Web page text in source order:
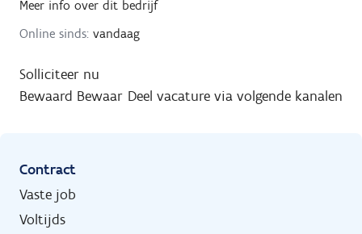
Meer info over dit bedrijf
Online sinds: vandaag
Solliciteer nu
Bewaard Bewaar Deel vacature via volgende kanalen
Contract
Vaste job
Voltijds